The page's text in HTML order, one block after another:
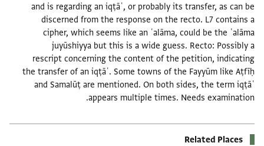
and is regarding an iqṭāʿ, or probably its transfer, as can be
discerned from the response on the recto. L7 contains a
cipher, which seems like an ʿalāma, could be the ʿalāma
juyūshiyya but this is a wide guess. Recto: Possibly a
rescript concerning the content of the petition, indicating
the transfer of an iqṭāʿ. Some towns of the Fayyūm like Aṭfīḥ
and Samalūṭ are mentioned. On both sides, the term iqṭāʿ
appears multiple times. Needs examination.
Related Places